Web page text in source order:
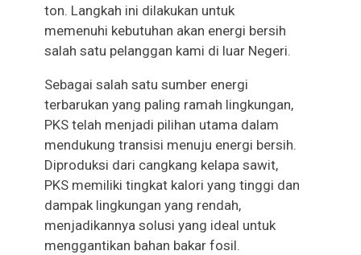
ton. Langkah ini dilakukan untuk
memenuhi kebutuhan akan energi bersih
salah satu pelanggan kami di luar Negeri.
Sebagai salah satu sumber energi
terbarukan yang paling ramah lingkungan,
PKS telah menjadi pilihan utama dalam
mendukung transisi menuju energi bersih.
Diproduksi dari cangkang kelapa sawit,
PKS memiliki tingkat kalori yang tinggi dan
dampak lingkungan yang rendah,
menjadikannya solusi yang ideal untuk
menggantikan bahan bakar fosil.